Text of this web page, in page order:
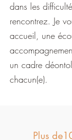
dans les
rencontrez. Je
accueil, une
un cadre
chacun(e).
Plus